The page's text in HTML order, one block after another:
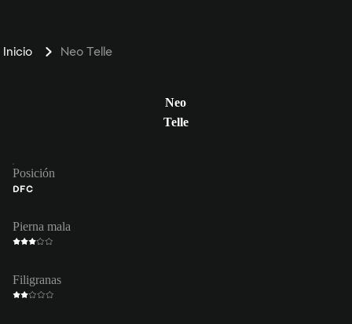
Inicio Neo Telle
Neo
Telle
Posición
DFC
Pierna mala
Filigranas